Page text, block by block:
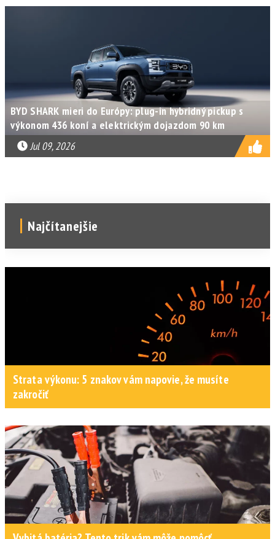
BYD SHARK mieri do Európy: plug-in hybridný pickup s
výkonom 436 koní a elektrickým dojazdom 90 km
Jul 09, 2026
Najčítanejšie
Strata výkonu: 5 znakov vám napovie, že musíte
zakročiť